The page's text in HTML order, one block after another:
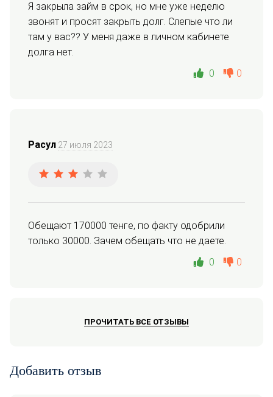
Я закрыла займ в срок, но мне уже неделю
звонят и просят закрыть долг. Слепые что ли
там у вас?? У меня даже в личном кабинете
долга нет.
0
0
Расул 27 июля 2023
Обещают 170000 тенге, по факту одобрили
только 30000. Зачем обещать что не даете.
0
0
ПРОЧИТАТЬ ВСЕ ОТЗЫВЫ
Добавить отзыв